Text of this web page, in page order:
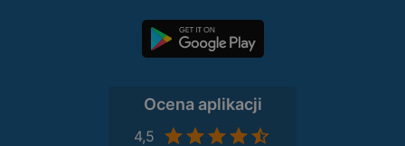
Ocena aplikacji
4,5